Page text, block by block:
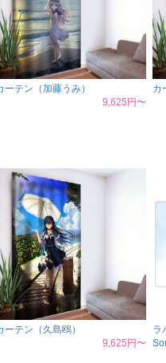
ーテン（加藤うみ）
9,625円〜
カ
ーテン（久島鴎）
9,625円〜
ラ